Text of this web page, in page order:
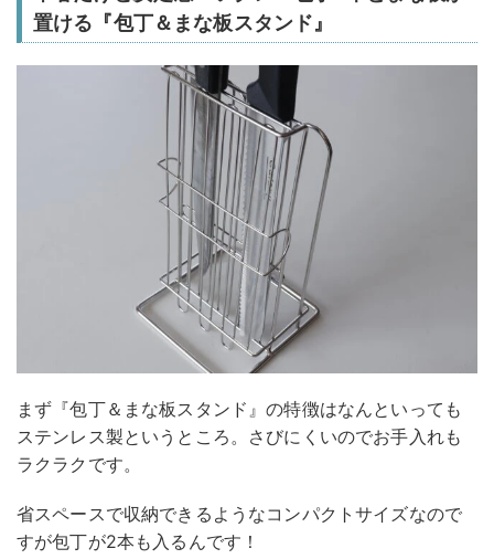
置ける『包丁＆まな板スタンド』
まず『包丁＆まな板スタンド』の特徴はなんといっても
ステンレス製というところ。さびにくいのでお手入れも
ラクラクです。
省スペースで収納できるようなコンパクトサイズなので
すが包丁が2本も入るんです！